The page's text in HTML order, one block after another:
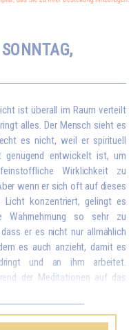
ist überall im Raum verteilt
alles. Der Mensch sieht es
es nicht, weil er spirituell
genügend entwickelt ist, um
Wirklichkeit zu
wenn er sich oft auf dieses
Licht konzentriert, gelingt es
Wahrnehmung so sehr zu
er es nicht nur allmählich
es auch anzieht, damit es
und an ihm arbeitet.
der Meditationen auf das
kranken Partikel
ersetzen. Und wenn ihr einmal